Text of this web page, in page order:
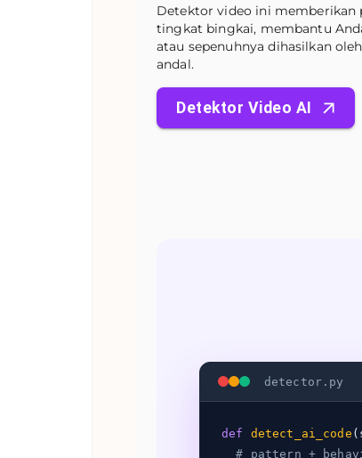
Detektor video ini memberikan
tingkat bingkai, membantu
atau sepenuhnya dihasilkan
andal.
Detektor Video AI
detector.py
def detect_ai_code
# pattern +